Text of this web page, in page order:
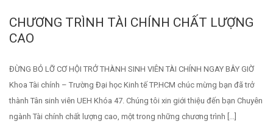
CHƯƠNG TRÌNH TÀI CHÍNH CHẤT LƯỢNG
CAO
ĐỪNG BỎ LỠ CƠ HỘI TRỞ THÀNH SINH VIÊN TÀI CHÍNH NGAY BÂY GIỜ
Khoa Tài chính – Trường Đại học Kinh tế TP.HCM chúc mừng bạn đã trở
thành Tân sinh viên UEH Khóa 47. Chúng tôi xin giới thiệu đến bạn Chuyên
ngành Tài chính chất lượng cao, một trong những chương trình [...]